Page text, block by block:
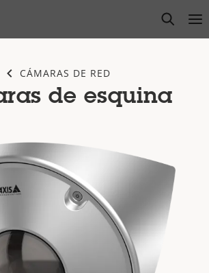
open
CÁMARAS DE RED
de esquina